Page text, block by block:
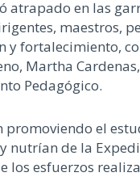
atrapado en las
maestros,
y fortalecimiento,
Martha
Pedagógico.
el
nutrían de la
los esfuerzos